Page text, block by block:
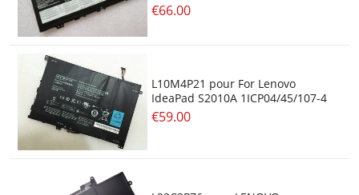
€66.00
L10M4P21 pour For Lenovo
IdeaPad S2010A 1ICP04/45/107-4
€59.00